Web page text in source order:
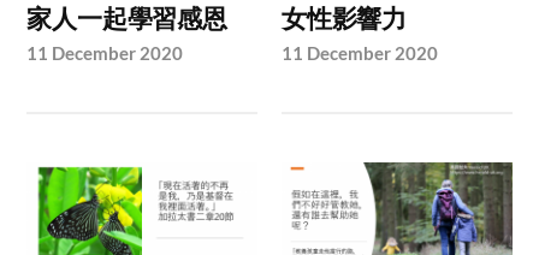
家人一起學習感恩
11 December 2020
女性影響力
11 December 2020